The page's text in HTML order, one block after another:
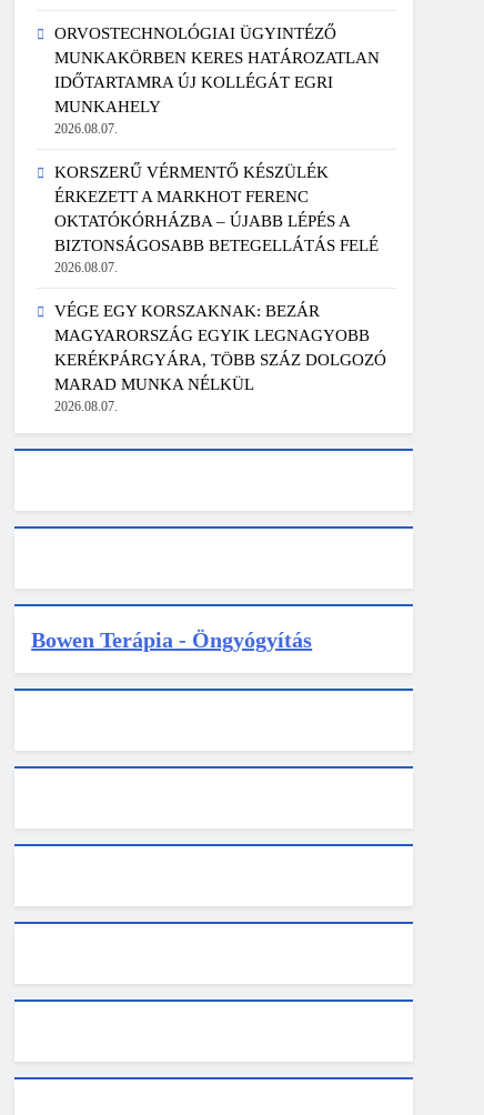
ORVOSTECHNOLÓGIAI ÜGYINTÉZŐ
MUNKAKÖRBEN KERES HATÁROZATLAN
IDŐTARTAMRA ÚJ KOLLÉGÁT EGRI
MUNKAHELY
2026.08.07.
KORSZERŰ VÉRMENTŐ KÉSZÜLÉK
ÉRKEZETT A MARKHOT FERENC
OKTATÓKÓRHÁZBA – ÚJABB LÉPÉS A
BIZTONSÁGOSABB BETEGELLÁTÁS FELÉ
2026.08.07.
VÉGE EGY KORSZAKNAK: BEZÁR
MAGYARORSZÁG EGYIK LEGNAGYOBB
KERÉKPÁRGYÁRA, TÖBB SZÁZ DOLGOZÓ
MARAD MUNKA NÉLKÜL
2026.08.07.
Bowen Terápia - Öngyógyítás